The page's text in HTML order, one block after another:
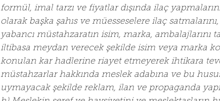
formül, imal tarzı ve fiyatlar dışında ilaç
olarak başka şahıs ve müesseselere ilaç
yabancı müstahzaratın isim, marka,
iltibasa meydan verecek şekilde isim veya marka
konulan kar hadlerine riayet etmeyerek ihtikara
müstahzarlar hakkında meslek adabına ve bu
uymayacak şekilde reklam, ilan ve propaganda